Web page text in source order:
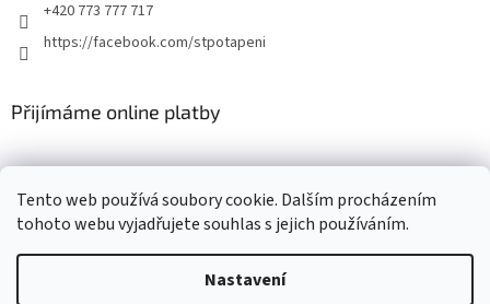
Tento web používá soubory cookie. Dalším procházením
tohoto webu vyjadřujete souhlas s jejich používáním.
Nastavení
+420 773 777 717
https://facebook.com/stpotapeni
Přijímáme online platby